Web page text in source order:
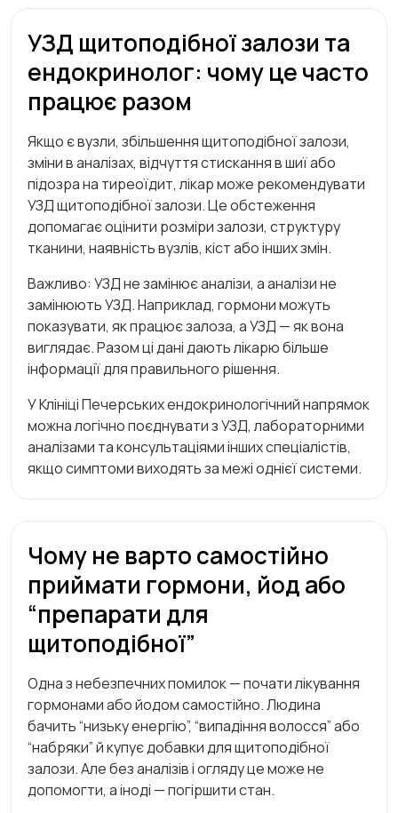
УЗД щитоподібної залози та
ендокринолог: чому це часто
працює разом
Якщо є вузли, збільшення щитоподібної залози,
зміни в аналізах, відчуття стискання в шиї або
підозра на тиреоїдит, лікар може рекомендувати
УЗД щитоподібної залози. Це обстеження
допомагає оцінити розміри залози, структуру
тканини, наявність вузлів, кіст або інших змін.
Важливо: УЗД не замінює аналізи, а аналізи не
замінюють УЗД. Наприклад, гормони можуть
показувати, як працює залоза, а УЗД — як вона
виглядає. Разом ці дані дають лікарю більше
інформації для правильного рішення.
У Клініці Печерських ендокринологічний напрямок
можна логічно поєднувати з УЗД, лабораторними
аналізами та консультаціями інших спеціалістів,
якщо симптоми виходять за межі однієї системи.
Чому не варто самостійно
приймати гормони, йод або
“препарати для
щитоподібної”
Одна з небезпечних помилок — почати лікування
гормонами або йодом самостійно. Людина
бачить “низьку енергію”, “випадіння волосся” або
“набряки” й купує добавки для щитоподібної
залози. Але без аналізів і огляду це може не
допомогти, а іноді — погіршити стан.